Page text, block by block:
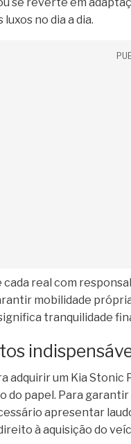
no dia a dia.
cada real com
mobilidade
tranquilidade
adquirir um Kia Stonic
do papel. Para
apresentar
à aquisição do